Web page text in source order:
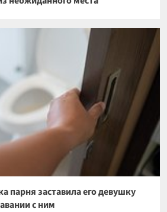
парня заставила его девушку
с ним